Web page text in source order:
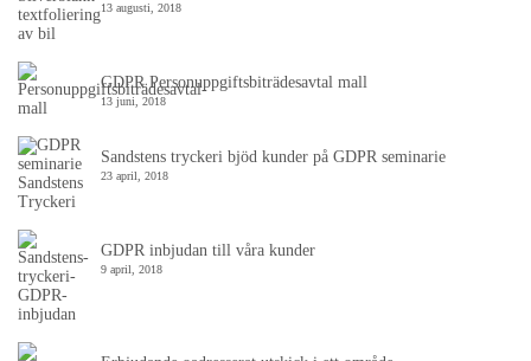
13 augusti, 2018
GDPR Personuppgiftsbiträdesavtal mall
13 juni, 2018
Sandstens tryckeri bjöd kunder på GDPR seminarie
23 april, 2018
GDPR inbjudan till våra kunder
9 april, 2018